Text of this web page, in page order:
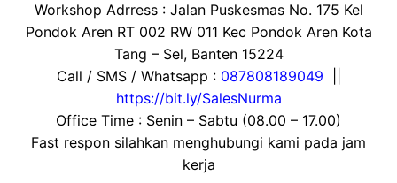
Workshop Adrress : Jalan Puskesmas No. 175 Kel
Pondok Aren RT 002 RW 011 Kec Pondok Aren Kota
Tang – Sel, Banten 15224
Call / SMS / Whatsapp : 087808189049
https://bit.ly/SalesNurma
Office Time : Senin – Sabtu (08.00 – 17.00)
Fast respon silahkan menghubungi kami pada jam
kerja